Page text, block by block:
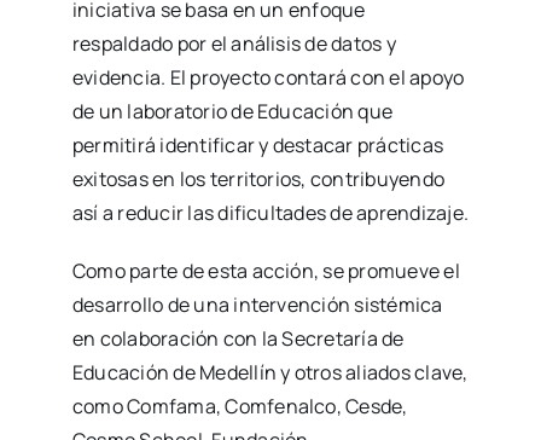
iniciativa se basa en un enfoque
respaldado por el análisis de datos y
evidencia. El proyecto contará con el apoyo
de un laboratorio de Educación que
permitirá identificar y destacar prácticas
exitosas en los territorios, contribuyendo
así a reducir las dificultades de aprendizaje.
Como parte de esta acción, se promueve el
desarrollo de una intervención sistémica
en colaboración con la Secretaría de
Educación de Medellín y otros aliados clave,
como Comfama, Comfenalco, Cesde,